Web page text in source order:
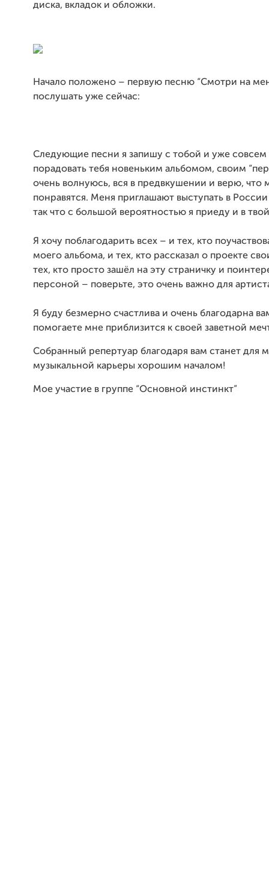
диска, вкладок и обложки.
Начало положено – первую песню “Смотри на
послушать уже сейчас:
Следующие песни я запишу с тобой и уже совсем
порадовать тебя новеньким альбомом, своим
очень волнуюсь, вся в предвкушении и верю, что
понравятся. Меня приглашают выступать в
так что с большой вероятностью я приеду и в
Я хочу поблагодарить всех – и тех, кто
моего альбома, и тех, кто рассказал о проекте
тех, кто просто зашёл на эту страничку и
персоной – поверьте, это очень важно для
Я буду безмерно счастлива и очень благодарна
помогаете мне приблизится к своей заветной
Собранный репертуар благодаря вам станет для
музыкальной карьеры хорошим началом!
Мое участие в группе “Основной инстинкт”